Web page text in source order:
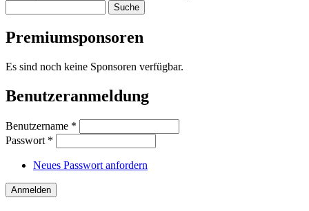
Premiumsponsoren
Es sind noch keine Sponsoren verfügbar.
Benutzeranmeldung
Benutzername *
Passwort *
Neues Passwort anfordern